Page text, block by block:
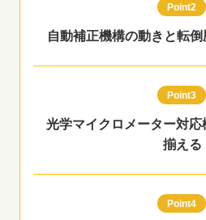
Point2
自動補正機構の動きと転
Point3
光学マイクロメーター対
揃える
Point4